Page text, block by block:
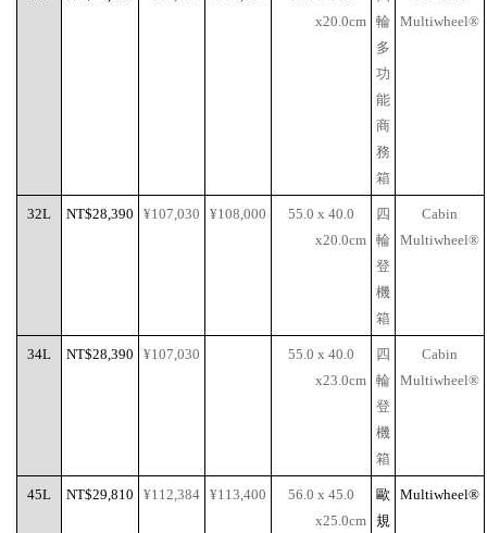
x20.0cm
輪
多
功
能
商
務
箱
Multiwheel®
32L NT$28,390 ¥107,030 ¥108,000
55.0 x 40.0
x20.0cm
四
輪
登
機
箱
Cabin
Multiwheel®
34L NT$28,390 ¥107,030
55.0 x 40.0
x23.0cm
四
輪
登
機
箱
Cabin
Multiwheel®
45L NT$29,810 ¥112,384 ¥113,400
56.0 x 45.0
x25.0cm
歐
規
Multiwheel®